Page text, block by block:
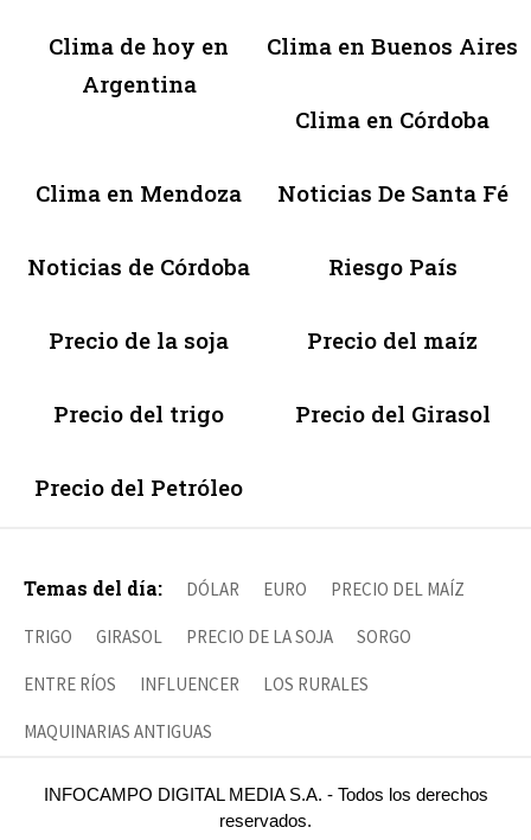
Clima de hoy en
Argentina
Clima en Buenos Aires
Clima en Córdoba
Clima en Mendoza Noticias De Santa Fé
Noticias de Córdoba Riesgo País
Precio de la soja Precio del maíz
Precio del trigo Precio del Girasol
Precio del Petróleo
Temas del día: DÓLAR EURO PRECIO DEL MAÍZ
TRIGO GIRASOL PRECIO DE LA SOJA SORGO
ENTRE RÍOS INFLUENCER LOS RURALES
MAQUINARIAS ANTIGUAS
INFOCAMPO DIGITAL MEDIA S.A. - Todos los derechos
reservados.